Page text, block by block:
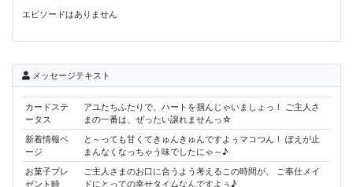
エピソードはありません
メッセージテキスト
カードステ
ータス
アユたちふたりで、ハートを掴んじゃいましょっ！ ご主人さ
まの一番は、ぜったい譲れませんっ☆
新着情報ペ
ージ
と～っても甘くてきゅんきゅんですよぅマコつん！ ぽえが止
まんなくなっちゃう味でしたにゃ～♪
お菓子プレ
ゼント時
ご主人さまのお口に合うよう考えるこの時間が、 ご奉仕メイ
ドにとっての幸せタイムなんですよぅ♪